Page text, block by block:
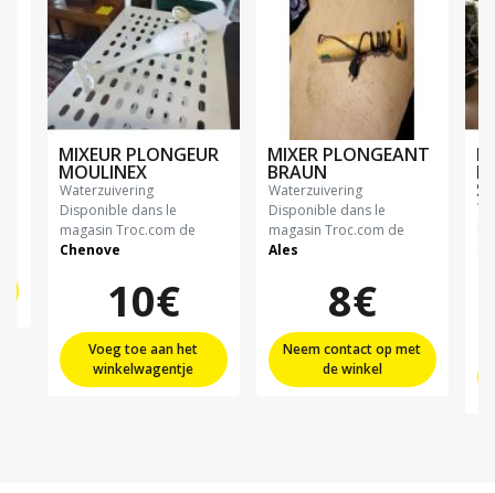
MIXEUR PLONGEUR
MOULINEX
waterzuivering
Disponible dans le
magasin Troc.com de
Chenove
10€
Voeg toe aan het
winkelwagentje
MIXER PLONGEANT
BRAUN
waterzuivering
Disponible dans le
magasin Troc.com de
Ales
8€
Neem contact op met
de winkel